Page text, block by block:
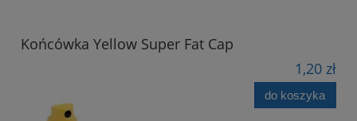
Końcówka Yellow Super Fat Cap
1,20 zł
do koszyka